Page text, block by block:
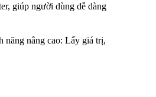
giúp người dùng dễ dàng
năng nâng cao: Lấy giá trị,